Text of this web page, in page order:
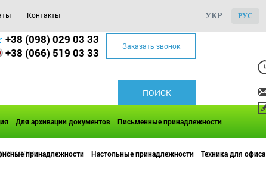
Контакты УКР РУС
+38 (098) 029 03 33
+38 (066) 519 03 33 Заказать звонок
Для архивации документов Письменные принадлежности
принадлежности Настольные принадлежности Техника для офиса